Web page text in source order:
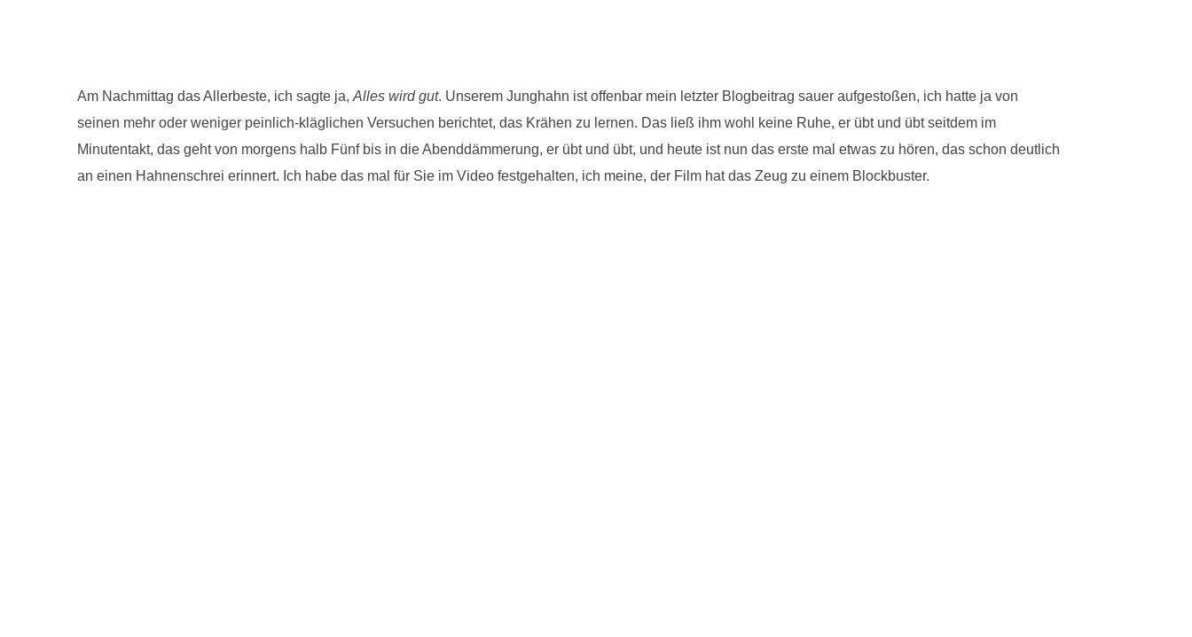
Am Nachmittag das Allerbeste, ich sagte ja, Alles wird gut. Unserem Junghahn ist offenbar mein letzter Blogbeitrag sauer aufgestoßen, ich hatte ja von
seinen mehr oder weniger peinlich-kläglichen Versuchen berichtet, das Krähen zu lernen. Das ließ ihm wohl keine Ruhe, er übt und übt seitdem im
Minutentakt, das geht von morgens halb Fünf bis in die Abenddämmerung, er übt und übt, und heute ist nun das erste mal etwas zu hören, das schon deutlich
an einen Hahnenschrei erinnert. Ich habe das mal für Sie im Video festgehalten, ich meine, der Film hat das Zeug zu einem Blockbuster.